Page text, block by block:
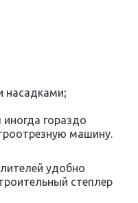
насадками;
гораздо
машину.
удобно
степлер